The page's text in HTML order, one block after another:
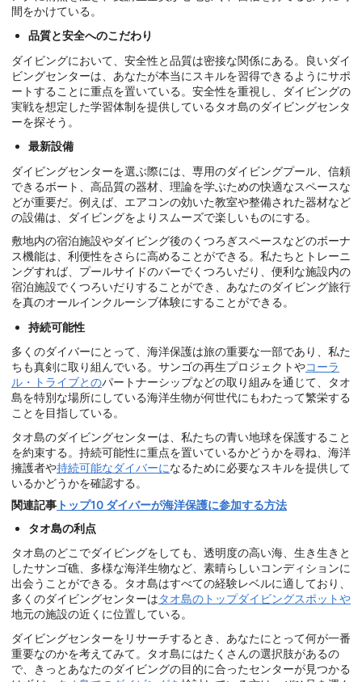
間をかけている。
品質と安全へのこだわり
ダイビングにおいて、安全性と品質は密接な関係にある。良いダイ
ビングセンターは、あなたが本当にスキルを習得できるようにサポ
ートすることに重点を置いている。安全性を重視し、ダイビングの
実戦を想定した学習体制を提供しているタオ島のダイビングセンタ
ーを探そう。
最新設備
ダイビングセンターを選ぶ際には、専用のダイビングプール、信頼
できるボート、高品質の器材、理論を学ぶための快適なスペースな
どが重要だ。例えば、エアコンの効いた教室や整備された器材など
の設備は、ダイビングをよりスムーズで楽しいものにする。
敷地内の宿泊施設やダイビング後のくつろぎスペースなどのボーナ
ス機能は、利便性をさらに高めることができる。私たちとトレーニ
ングすれば、プールサイドのバーでくつろいだり、便利な施設内の
宿泊施設でくつろいだりすることができ、あなたのダイビング旅行
を真のオールインクルーシブ体験にすることができる。
持続可能性
多くのダイバーにとって、海洋保護は旅の重要な一部であり、私た
ちも真剣に取り組んでいる。サンゴの再生プロジェクトやコーラ
ル・トライブとのパートナーシップなどの取り組みを通じて、タオ
島を特別な場所にしている海洋生物が何世代にもわたって繁栄する
ことを目指している。
タオ島のダイビングセンターは、私たちの青い地球を保護すること
を約束する。持続可能性に重点を置いているかどうかを尋ね、海洋
擁護者や持続可能なダイバーになるために必要なスキルを提供して
いるかどうかを確認する。
関連記事 トップ10 ダイバーが海洋保護に参加する方法
タオ島の利点
タオ島のどこでダイビングをしても、透明度の高い海、生き生きと
したサンゴ礁、多様な海洋生物など、素晴らしいコンディションに
出会うことができる。タオ島はすべての経験レベルに適しており、
多くのダイビングセンターはタオ島のトップダイビングスポットや
地元の施設の近くに位置している。
ダイビングセンターをリサーチするとき、あなたにとって何が一番
重要なのかを考えてみて。タオ島にはたくさんの選択肢があるの
で、きっとあなたのダイビングの目的に合ったセンターが見つかる